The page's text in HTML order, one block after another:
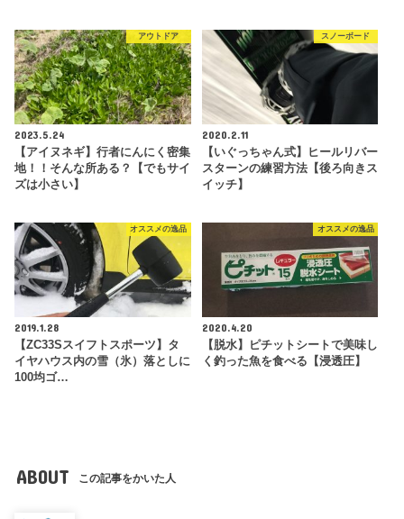
アウトドア
2023.5.24
【アイヌネギ】行者にんにく密集
地！！そんな所ある？【でもサイ
ズは小さい】
スノーボード
2020.2.11
【いぐっちゃん式】ヒールリバー
スターンの練習方法【後ろ向きス
イッチ】
オススメの逸品
2019.1.28
【ZC33Sスイフトスポーツ】タ
イヤハウス内の雪（氷）落としに
100均ゴ…
オススメの逸品
2020.4.20
【脱水】ピチットシートで美味し
く釣った魚を食べる【浸透圧】
ABOUT この記事をかいた人